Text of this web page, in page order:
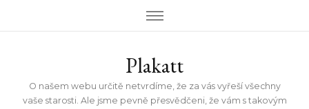
Plakatt
O našem webu určitě netvrdíme, že za vás vyřeší všechny
vaše starosti. Ale jsme pevně přesvědčeni, že vám s takovým